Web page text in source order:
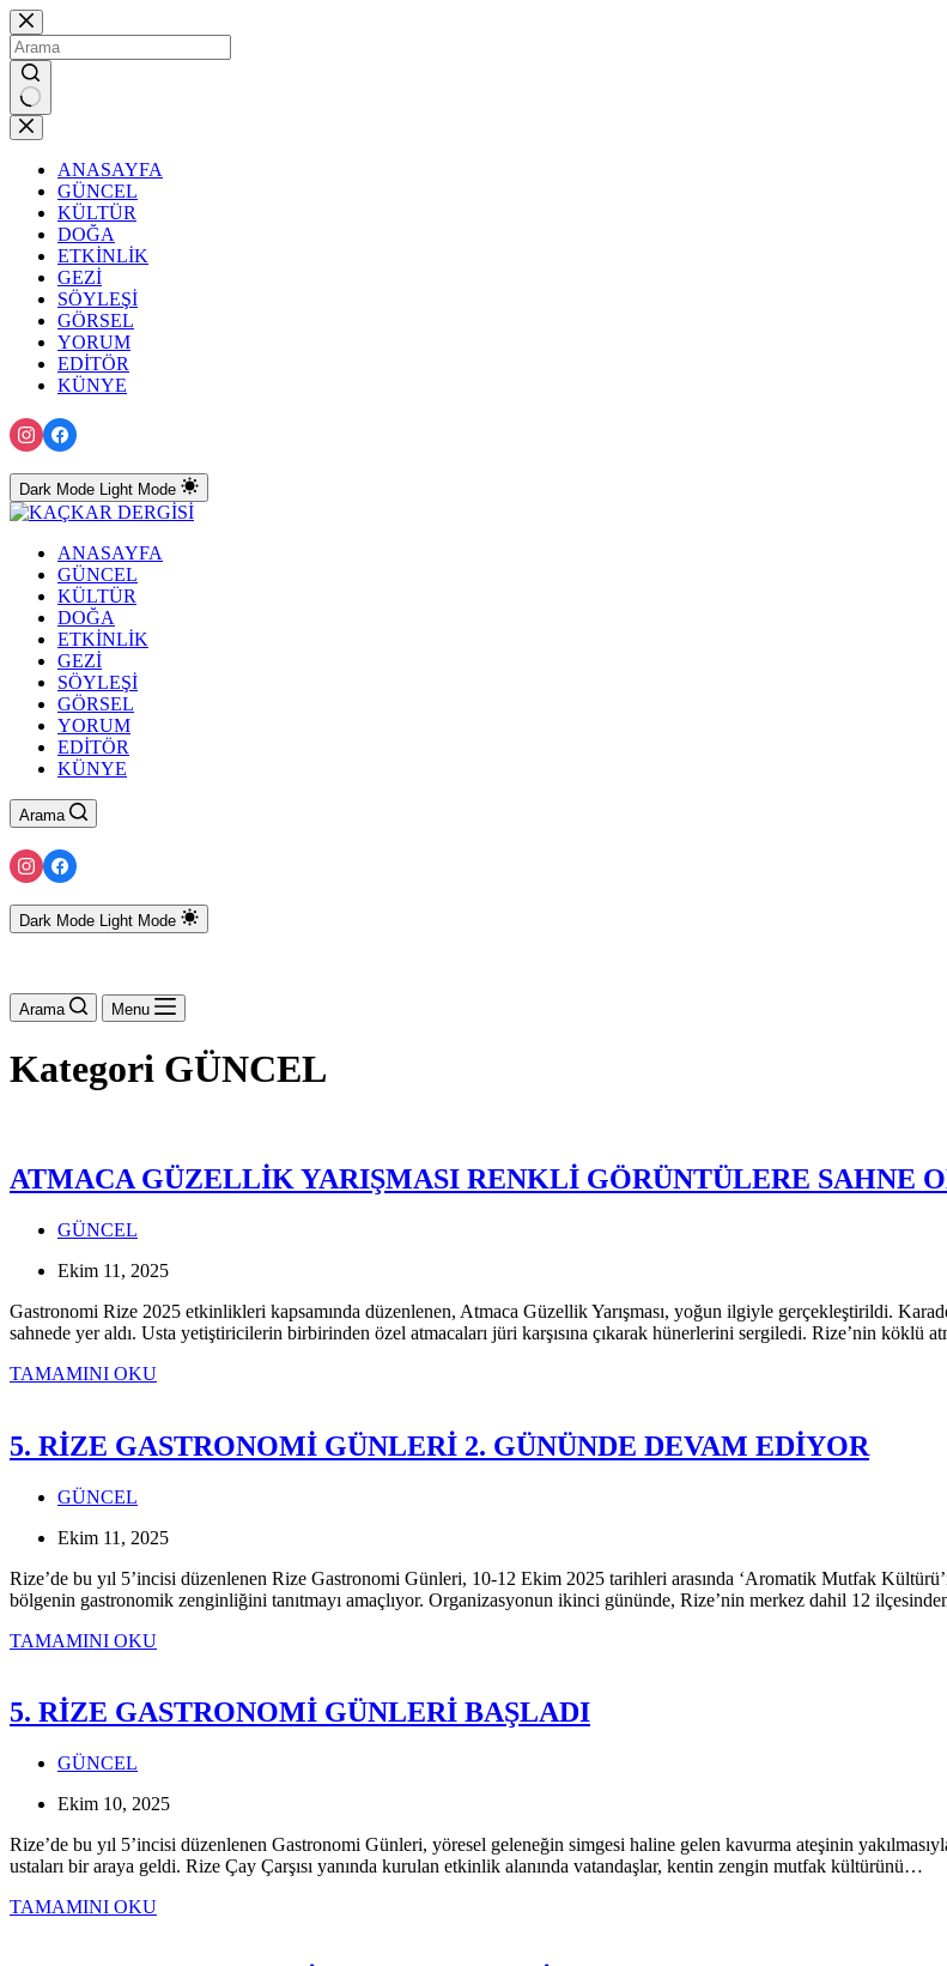
Skip
to
content
No
results
ANASAYFA
GÜNCEL
KÜLTÜR
DOĞA
ETKİNLİK
GEZİ
SÖYLEŞİ
GÖRSEL
YORUM
EDİTÖR
KÜNYE
Dark Mode Light Mode
ANASAYFA
GÜNCEL
KÜLTÜR
DOĞA
ETKİNLİK
GEZİ
SÖYLEŞİ
GÖRSEL
YORUM
EDİTÖR
KÜNYE
Arama
Dark Mode Light Mode
Arama Menu
Kategori GÜNCEL
ATMACA GÜZELLİK YARIŞMASI RENKLİ GÖRÜNTÜLERE SAHNE
GÜNCEL
Ekim 11, 2025
Gastronomi Rize 2025 etkinlikleri kapsamında düzenlenen, Atmaca Güzellik Yarışması, yoğun ilgiyle gerçekleştirildi.
sahnede yer aldı. Usta yetiştiricilerin birbirinden özel atmacaları jüri karşısına çıkarak hünerlerini sergiledi. Rize’nin köklü
TAMAMINI OKUATMACA
RENKLİ
GÖRÜNTÜLERE
5. RİZE GASTRONOMİ GÜNLERİ 2. GÜNÜNDE DEVAM EDİYOR
GÜNCEL
Ekim 11, 2025
Rize’de bu yıl 5’incisi düzenlenen Rize Gastronomi Günleri, 10-12 Ekim 2025 tarihleri arasında ‘Aromatik Mutfak
bölgenin gastronomik zenginliğini tanıtmayı amaçlıyor. Organizasyonun ikinci gününde, Rize’nin merkez dahil 12
TAMAMINI OKU5.
GÜNLERİ
2.
5. RİZE GASTRONOMİ GÜNLERİ BAŞLADI
GÜNCEL
Ekim 10, 2025
Rize’de bu yıl 5’incisi düzenlenen Gastronomi Günleri, yöresel geleneğin simgesi haline gelen kavurma ateşinin
ustaları bir araya geldi. Rize Çay Çarşısı yanında kurulan etkinlik alanında vatandaşlar, kentin zengin mutfak kültürünü…
TAMAMINI OKU5.